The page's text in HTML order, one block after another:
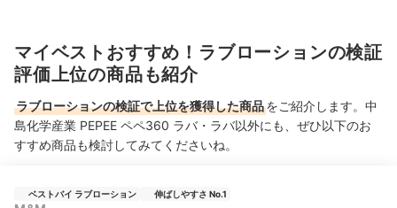
マイベストおすすめ！ラブローションの検証
評価上位の商品も紹介
ラブローションの検証で上位を獲得した商品をご紹介します。中
島化学産業 PEPEE ペペ360 ラバ・ラバ以外にも、ぜひ以下のお
すすめ商品も検討してみてくださいね。
ベストバイ ラブローション 伸ばしやすさ No.1